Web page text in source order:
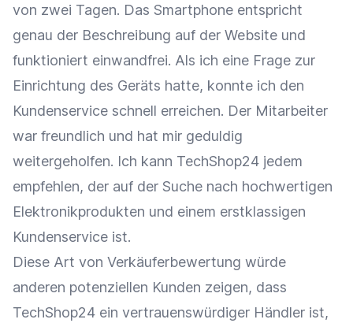
von zwei Tagen. Das Smartphone entspricht
genau der Beschreibung auf der Website und
funktioniert einwandfrei. Als ich eine Frage zur
Einrichtung des Geräts hatte, konnte ich den
Kundenservice schnell erreichen. Der Mitarbeiter
war freundlich und hat mir geduldig
weitergeholfen. Ich kann TechShop24 jedem
empfehlen, der auf der Suche nach hochwertigen
Elektronikprodukten und einem erstklassigen
Kundenservice ist.
Diese Art von Verkäuferbewertung würde
anderen potenziellen Kunden zeigen, dass
TechShop24 ein vertrauenswürdiger Händler ist,